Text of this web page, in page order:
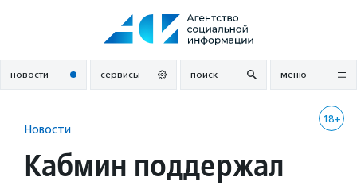
новости сервисы поиск меню
18+
Новости
Кабмин поддержал